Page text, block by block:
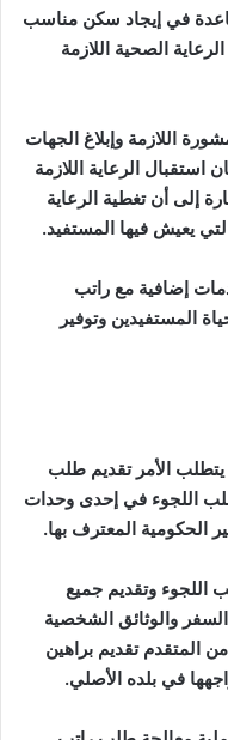
في إيجاد سكن مناسب
الصحية اللازمة
اللازمة وإبلاغ الجهات
الرعاية اللازمة
إلى أن تغطية الرعاية
يعيش فيها المستفيد.
إضافية مع راتب
المستفيدين وتوفير
الأمر تقديم طلب
اللجوء في إحدى وحدات
الحكومية المعترف بها.
اللجوء وتقديم جميع
والوثائق الشخصية
المتقدم تقديم براهين
في بلده الأصلي.